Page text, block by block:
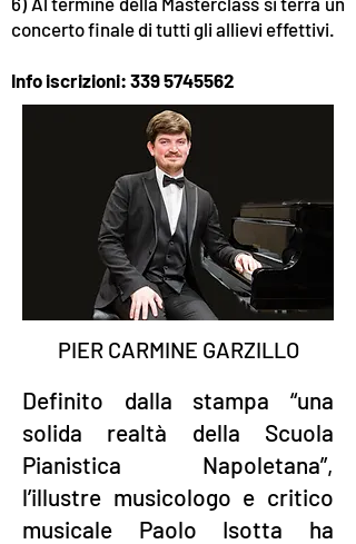
concerto finale di tutti gli allievi effettivi.
Info iscrizioni: 339 5745562
PIER CARMINE GARZILLO
Definito dalla stampa “una
solida realtà della Scuola
Pianistica Napoletana”,
l’illustre musicologo e critico
musicale Paolo Isotta ha